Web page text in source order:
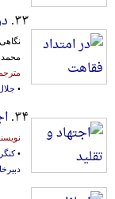
۳۳.
•
۳۴.
•